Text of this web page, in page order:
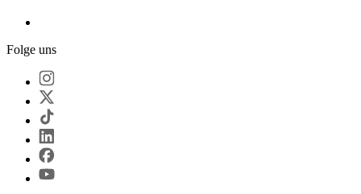
Folge uns